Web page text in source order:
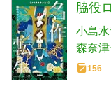
脇役
小島
森奈
156